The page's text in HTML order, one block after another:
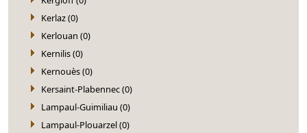
Kerlaz (0)
Kerlouan (0)
Kernilis (0)
Kernouès (0)
Kersaint-Plabennec (0)
Lampaul-Guimiliau (0)
Lampaul-Plouarzel (0)